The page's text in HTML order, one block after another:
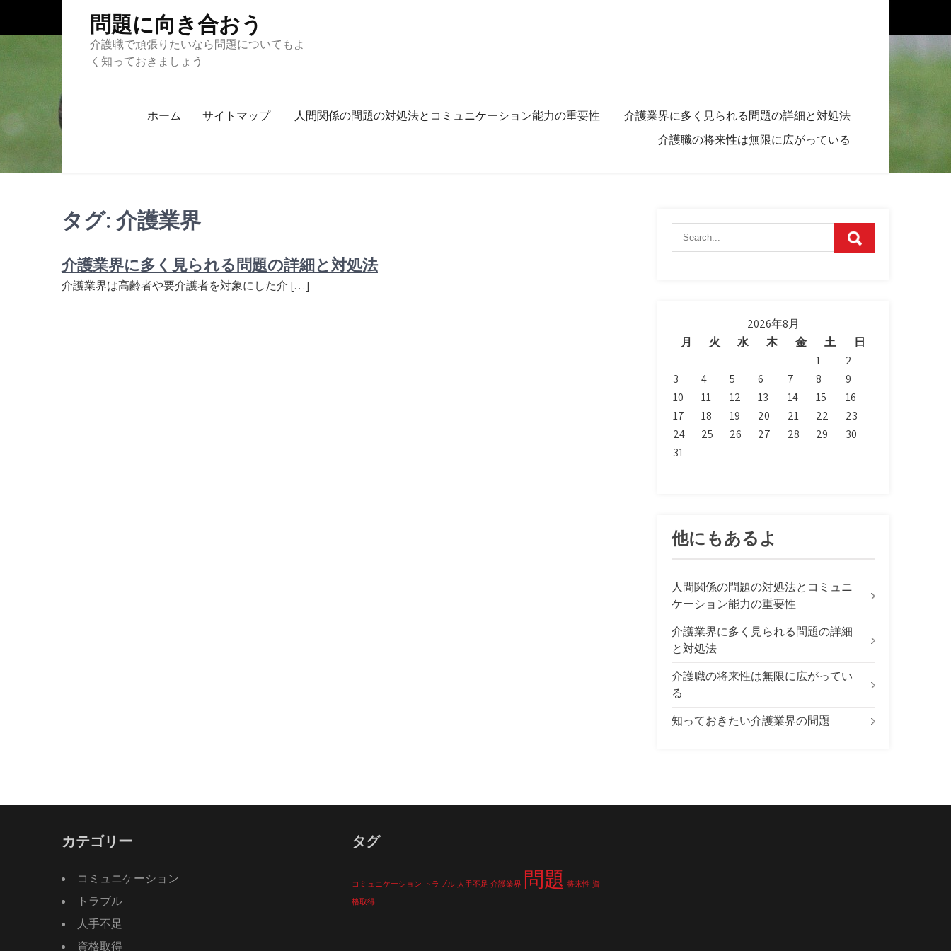
問題に向き合おう
介護職で頑張りたいなら問題についてもよ
く知っておきましょう
ホーム サイトマップ 人間関係の問題の対処法とコミュニケーション能力の重要性
介護業界に多く見られる問題の詳細と対処法
介護職の将来性は無限に広がっている
タグ: 介護業界
介護業界に多く見られる問題の詳細と対処法
介護業界は高齢者や要介護者を対象にした介 […]
2026年8月
月
火 水 木 金 土
日
1
2
3
4 5 6 7 8
9
10
11 12 13 14 15
16
17
18 19 20 21 22
23
24
25 26 27 28 29
30
31
他にもあるよ
人間関係の問題の対処法とコミュニ
ケーション能力の重要性
介護業界に多く見られる問題の詳細
と対処法
介護職の将来性は無限に広がってい
る
知っておきたい介護業界の問題
カテゴリー
コミュニケーション
トラブル
人手不足
資格取得
タグ
コミュニケーション トラブル 人手不足 介護業界 問題 将来性 資
格取得